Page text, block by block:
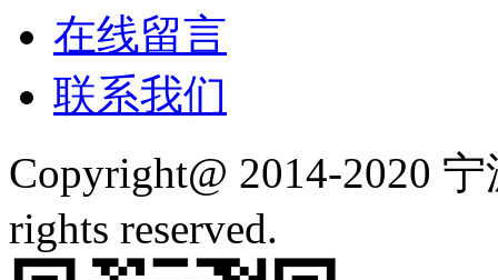
在线留言
联系我们
Copyright@ 2014-2020
rights reserved.